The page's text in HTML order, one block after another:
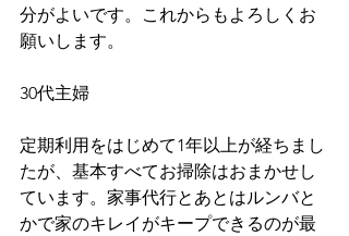
分がよいです。これからもよろしくお
願いします。
30代主婦
定期利用をはじめて1年以上が経ちまし
たが、基本すべてお掃除はおまかせし
ています。家事代行とあとはルンバと
かで家のキレイがキープできるのが最